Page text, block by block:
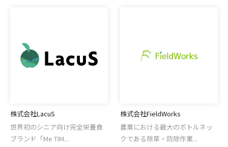
株式会社LacuS
世界初のシニア向け完全栄養食
ブランド「Me TIM...
株式会社FieldWorks
農業における最大のボトルネッ
クである除草・防除作業...